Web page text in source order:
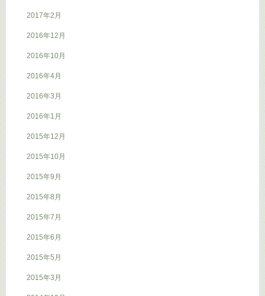
2017年2月
2016年12月
2016年10月
2016年4月
2016年3月
2016年1月
2015年12月
2015年10月
2015年9月
2015年8月
2015年7月
2015年6月
2015年5月
2015年3月